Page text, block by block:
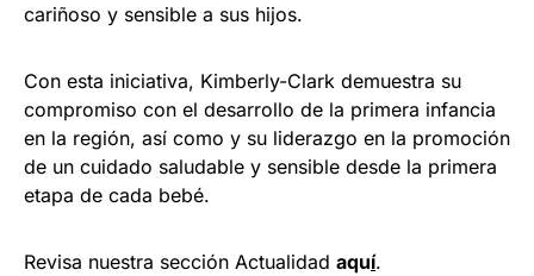
cariñoso y sensible a sus hijos.
Con esta iniciativa, Kimberly-Clark demuestra su
compromiso con el desarrollo de la primera infancia
en la región, así como y su liderazgo en la promoción
de un cuidado saludable y sensible desde la primera
etapa de cada bebé.
Revisa nuestra sección Actualidad aquí.